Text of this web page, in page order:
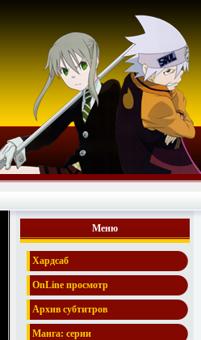
Меню
Хардсаб
OnLine просмотр
Архив субтитров
Манга: серии